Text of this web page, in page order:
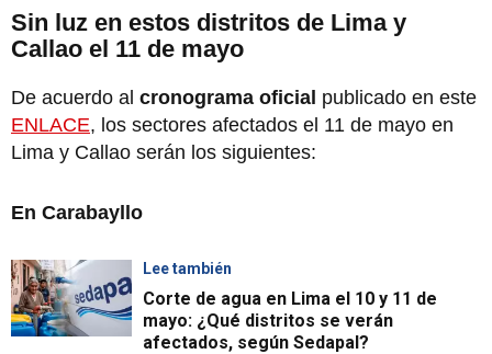
Sin luz en estos distritos de Lima y
Callao el 11 de mayo
De acuerdo al cronograma oficial publicado en este
ENLACE, los sectores afectados el 11 de mayo en
Lima y Callao serán los siguientes:
En Carabayllo
Lee también
Corte de agua en Lima el 10 y 11 de
mayo: ¿Qué distritos se verán
afectados, según Sedapal?